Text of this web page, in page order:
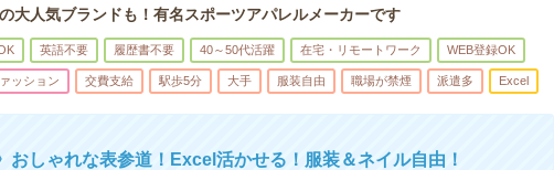
大人気ブランドも！有名スポーツアパレルメーカーです
英語不要 履歴書不要 40～50代活躍 在宅・リモートワーク WEB登録OK
ッション 交費支給 駅歩5分 大手 服装自由 職場が禁煙 派遣多 Excel
おしゃれな表参道！Excel活かせる！服装＆ネイル自由！